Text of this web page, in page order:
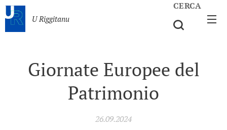
U Riggitanu
CERCA
Giornate Europee del
Patrimonio
26.09.2024